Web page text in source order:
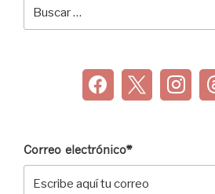
por:
Correo electrónico*